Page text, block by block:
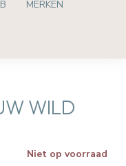
MERKEN
WILD
Niet op voorraad